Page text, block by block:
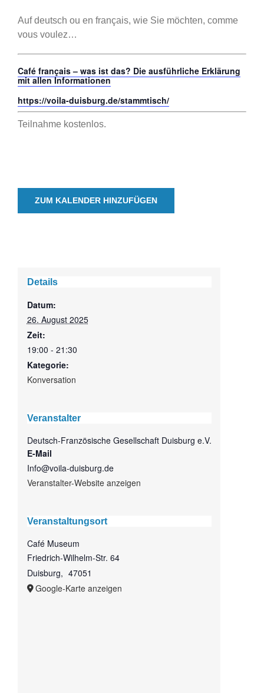
Auf deutsch ou en français, wie Sie möchten, comme
vous voulez…
Café français – was ist das? Die ausführliche Erklärung
mit allen Informationen
https://voila-duisburg.de/stammtisch/
Teilnahme kostenlos.
ZUM KALENDER HINZUFÜGEN
Details
Datum:
26. August 2025
Zeit:
19:00 - 21:30
Kategorie:
Konversation
Veranstalter
Deutsch-Französische Gesellschaft Duisburg e.V.
E-Mail
Info@voila-duisburg.de
Veranstalter-Website anzeigen
Veranstaltungsort
Café Museum
Friedrich-Wilhelm-Str. 64
Duisburg, 47051
Google-Karte anzeigen